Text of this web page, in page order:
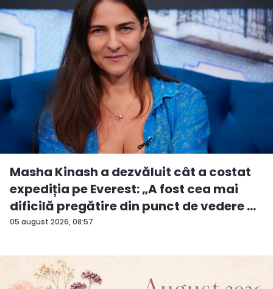
05 august 2026, 08:57
Masha Kinash a dezvăluit cât a costat
expediția pe Everest: „A fost cea mai
dificilă pregătire din punct de vedere ...